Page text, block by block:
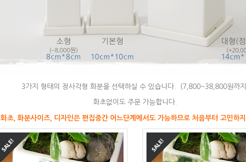
3가지 형태의 정사각형 화분을 선택하실 수 있습니다. (7,800~38,800원까
화초없이도 주문 가능합니다.
화초, 화분사이즈, 디자인은 편집중간 어느단계에서도 가능하므로 처음부터 고민하